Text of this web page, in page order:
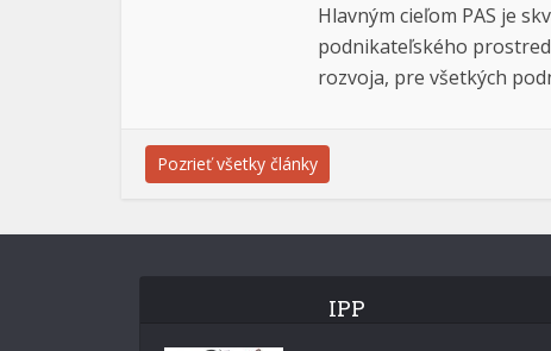
Hlavným cieľom PAS je
podnikateľského
rozvoja, pre všetkých
Pozrieť všetky články
IPP